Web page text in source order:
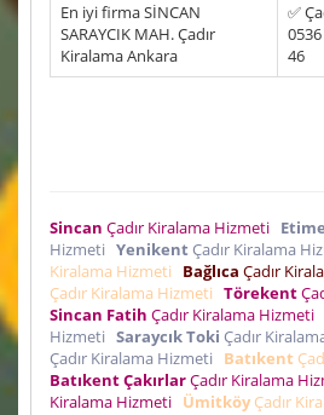
En iyi firma SİNCAN
SARAYCIK MAH. Çadır
Kiralama Ankara
✅
46
Sincan Çadır Kiralama Hizmeti
Hizmeti Yenikent Çadır Kiralama
Kiralama Hizmeti
Bağlıca Çadır
Çadır Kiralama Hizmeti Törekent
Sincan Fatih Çadır Kiralama Hizmeti
Hizmeti Saraycık Toki Çadır
Çadır Kiralama Hizmeti
Batıkent
Batıkent ÇakırlarÇadır Kiralama
Kiralama Hizmeti Ümitköy Çadır